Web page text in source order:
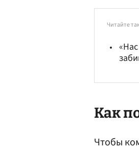
Читайте
Как
Чтобы